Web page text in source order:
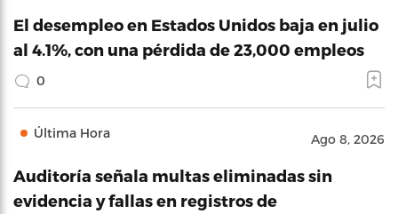
El desempleo en Estados Unidos baja en julio
al 4.1%, con una pérdida de 23,000 empleos
0
Última Hora Ago 8, 2026
Auditoría señala multas eliminadas sin
evidencia y fallas en registros de